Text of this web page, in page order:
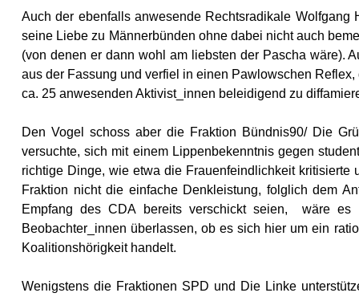
Auch der ebenfalls anwesende Rechtsradikale Wolfgang
seine Liebe zu Männerbünden ohne dabei nicht auch
(von denen er dann wohl am liebsten der Pascha wäre).
aus der Fassung und verfiel in einen Pawlowschen
ca. 25 anwesenden Aktivist_innen beleidigend zu
Den Vogel schoss aber die Fraktion Bündnis90/ Die
versuchte, sich mit einem Lippenbekenntnis gegen
richtige Dinge, wie etwa die Frauenfeindlichkeit
Fraktion nicht die einfache Denkleistung, folglich dem
Empfang des CDA bereits verschickt seien, wäre
Beobachter_innen überlassen, ob es sich hier um ein
Koalitionshörigkeit handelt.
Wenigstens die Fraktionen SPD und Die Linke